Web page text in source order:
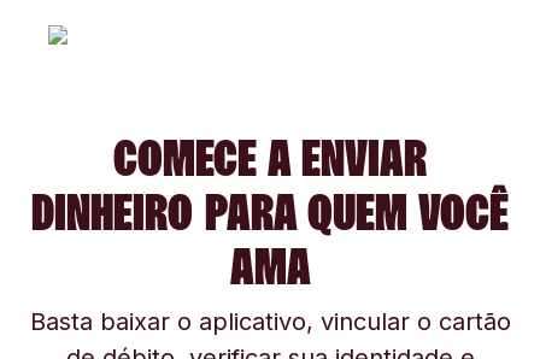
COMECE A ENVIAR
DINHEIRO PARA QUEM VOCÊ
AMA
Basta baixar o aplicativo, vincular o cartão